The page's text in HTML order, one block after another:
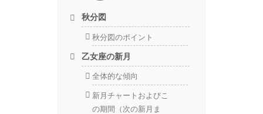
秋分図
秋分図のポイント
乙女座の新月
全体的な傾向
新月チャートおよびこ
の期間（次の新月ま